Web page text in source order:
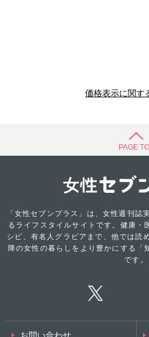
価格表示に関す
PAGE
「女性セブンプラス」は、女性週刊誌
るライフスタイルサイトです。健康・
シピ、有名人グラビアまで、他では読
降の女性の暮らしをより豊かにする「
です。